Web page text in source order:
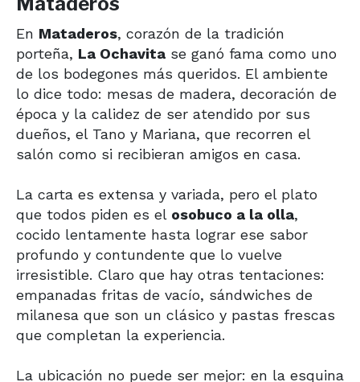
En Mataderos, corazón de la tradición
porteña, La Ochavita se ganó fama como uno
de los bodegones más queridos. El ambiente
lo dice todo: mesas de madera, decoración de
época y la calidez de ser atendido por sus
dueños, el Tano y Mariana, que recorren el
salón como si recibieran amigos en casa.
La carta es extensa y variada, pero el plato
que todos piden es el osobuco a la olla,
cocido lentamente hasta lograr ese sabor
profundo y contundente que lo vuelve
irresistible. Claro que hay otras tentaciones:
empanadas fritas de vacío, sándwiches de
milanesa que son un clásico y pastas frescas
que completan la experiencia.
La ubicación no puede ser mejor: en la esquina